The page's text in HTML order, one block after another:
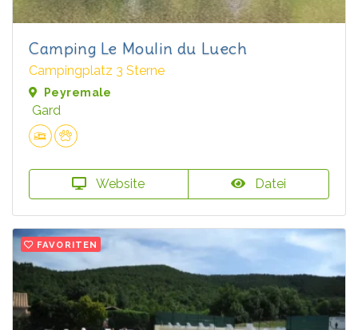
Camping Le Moulin du Luech
Campingplatz 3 Sterne
Peyremale
Gard
Website Datei
FAVORITEN